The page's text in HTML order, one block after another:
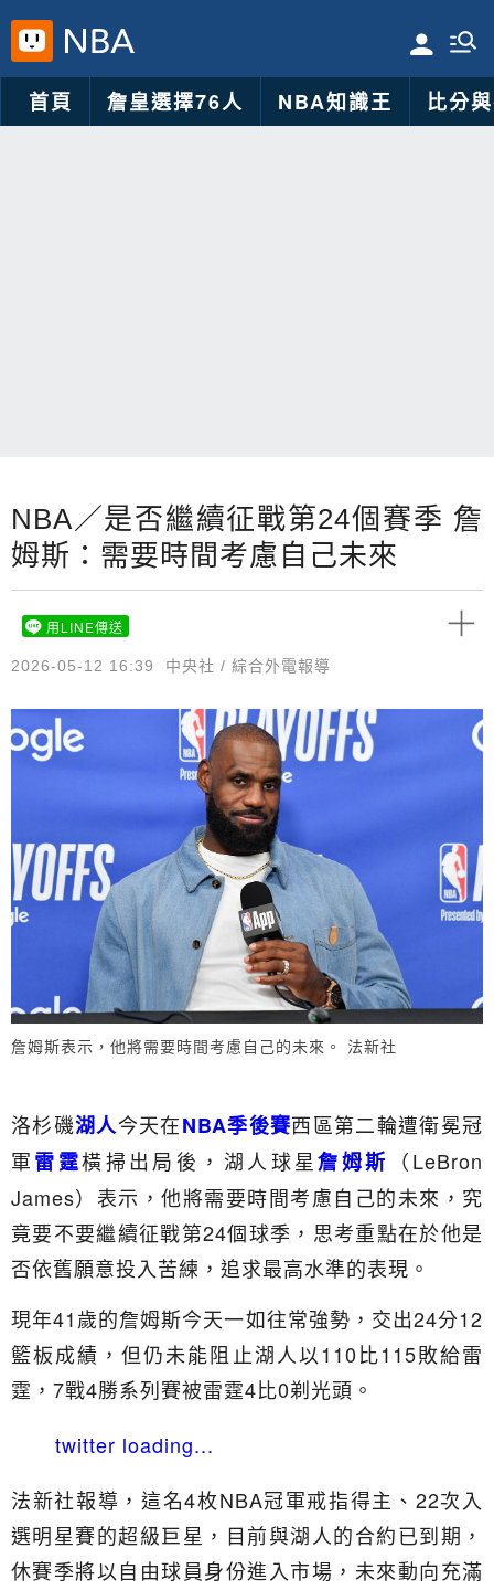
首頁 詹皇選擇76人 NBA知識王 比分
NBA／是否繼續征戰第24個賽季 詹
姆斯：需要時間考慮自己未來
2026-05-12 16:39 中央社 / 綜合外電報導
用LINE傳送
詹姆斯表示，他將需要時間考慮自己的未來。 法新社
洛杉磯湖人今天在NBA季後賽西區第二輪遭衛冕冠
軍雷霆橫掃出局後，湖人球星詹姆斯
（LeBron
James）表示，他將需要時間考慮自己的未來，究
竟要不要繼續征戰第24個球季，思考重點在於他是
否依舊願意投入苦練，追求最高水準的表現。
現年41歲的詹姆斯今天一如往常強勢，交出24分12
籃板成績，但仍未能阻止湖人以110比115敗給雷
霆，7戰4勝系列賽被雷霆4比0剃光頭。
twitter loading...
法新社報導，這名4枚NBA冠軍戒指得主、22次入
選明星賽的超級巨星，目前與湖人的合約已到期，
休賽季將以自由球員身份進入市場，未來動向充滿